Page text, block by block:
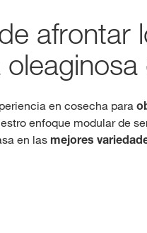
afrontar
en cosecha para
enfoque modular de
en las mejores